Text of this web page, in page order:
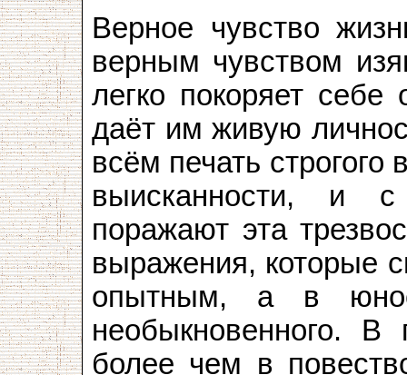
Верное чувство
верным чувством
легко покоряет
даёт им живую
всём печать строгого
выисканности, и
поражают эта
выражения, которые
опытным, а в
необыкновенного.
более чем в